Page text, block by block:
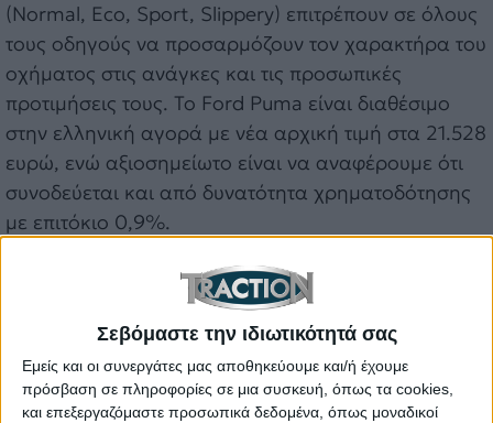
Σεβόμαστε την ιδιωτικότητά σας
Εμείς και οι συνεργάτες μας αποθηκεύουμε και/ή έχουμε
πρόσβαση σε πληροφορίες σε μια συσκευή, όπως τα cookies,
και επεξεργαζόμαστε προσωπικά δεδομένα, όπως μοναδικοί
(Normal, Eco, Sport, Slippery) επιτρέπουν σε όλους
τους οδηγούς να προσαρμόζουν τον χαρακτήρα του
οχήματος στις ανάγκες και τις προσωπικές
προτιμήσεις τους. Το Ford Puma είναι διαθέσιμο
στην ελληνική αγορά με νέα αρχική τιμή στα 21.528
ευρώ, ενώ αξιοσημείωτο είναι να αναφέρουμε ότι
συνοδεύεται και από δυνατότητα χρηματοδότησης
με επιτόκιο 0,9%.